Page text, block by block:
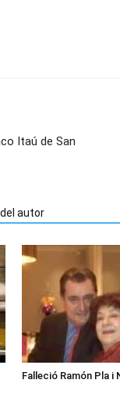
Itaú de San
autor
Falleció Ramón Pla i